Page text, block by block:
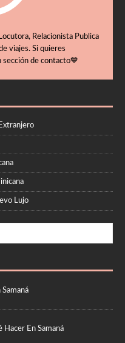
Relacionista Publica
viajes. Si quieres
de contacto💙
Lujo
Hacer En Samaná